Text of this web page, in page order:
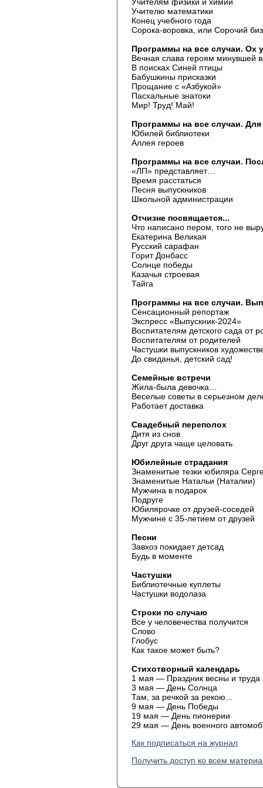
Учителю математики
Конец учебного года
Сорока-воровка, или Сорочий
Программы на все случаи. Ох
Вечная слава героям минувшей
В поисках Синей птицы
Бабушкины присказки
Прощание с «Азбукой»
Пасхальные знатоки
Мир! Труд! Май!
Программы на все случаи.
Юбилей библиотеки
Аллея героев
Программы на все случаи.
«ЛП» представляет…
Время расстаться
Песня выпускников
Школьной администрации
Отчизне посвящается...
Что написано пером, того не
Екатерина Великая
Русский сарафан
Горит Донбасс
Солнце победы
Казачья строевая
Тайга
Программы на все случаи.
Сенсационный репортаж
Экспресс «Выпускник-2024»
Воспитателям детского сада от
Воспитателям от родителей
Частушки выпускников
До свиданья, детский сад!
Семейные встречи
Жила-была девочка…
Веселые советы в серьезном
Работает доставка
Свадебный переполох
Дитя из снов
Друг друга чаще целовать
Юбилейные страдания
Знаменитые тезки юбиляра
Знаменитые Натальи (Наталии)
Мужчина в подарок
Подруге
Юбилярочке от друзей-соседей
Мужчине с 35-летием от друзей
Песни
Завхоз покидает детсад
Будь в моменте
Частушки
Библиотечные куплеты
Частушки водолаза
Строки по случаю
Все у человечества получится
Слово
Глобус
Как такое может быть?
Стихотворный календарь
1 мая — Праздник весны и труда
3 мая — День Солнца
Там, за речкой за рекою...
9 мая — День Победы
19 мая — День пионерии
29 мая — День военного
Как подписаться на журнал
Получить доступ ко всем